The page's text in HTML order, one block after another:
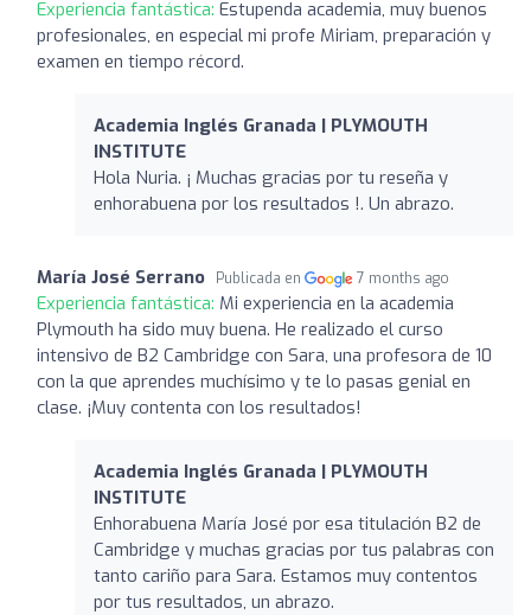
Experiencia fantástica: Estupenda academia, muy buenos
profesionales, en especial mi profe Miriam, preparación y
examen en tiempo récord.
Academia Inglés Granada | PLYMOUTH
INSTITUTE
Hola Nuria. ¡ Muchas gracias por tu reseña y
enhorabuena por los resultados !. Un abrazo.
María José Serrano Publicada en 7 months ago
Experiencia fantástica: Mi experiencia en la academia
Plymouth ha sido muy buena. He realizado el curso
intensivo de B2 Cambridge con Sara, una profesora de 10
con la que aprendes muchísimo y te lo pasas genial en
clase. ¡Muy contenta con los resultados!
Academia Inglés Granada | PLYMOUTH
INSTITUTE
Enhorabuena María José por esa titulación B2 de
Cambridge y muchas gracias por tus palabras con
tanto cariño para Sara. Estamos muy contentos
por tus resultados, un abrazo.